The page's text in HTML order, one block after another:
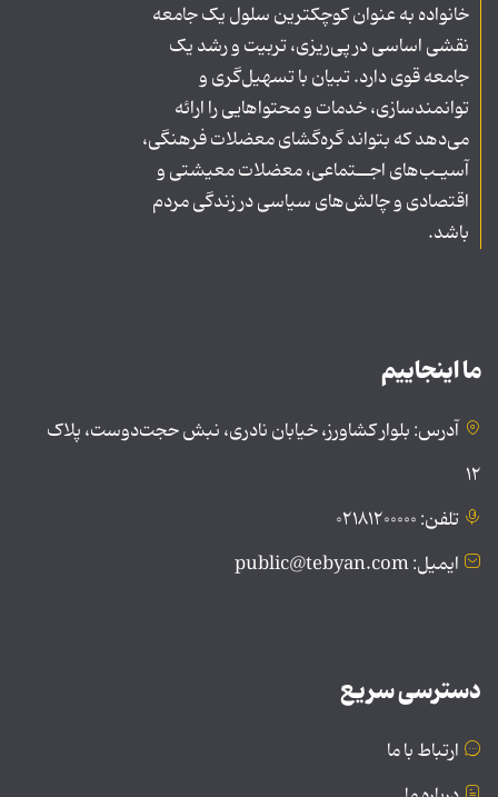
خانواده به عنوان کوچکترین سلول یک جامعه
نقشی اساسی در پی‌ریزی، تربیت و رشد یک
جامعه قوی دارد. تبیان با تسهیل‌گری و
توانمندسازی، خدمات و محتواهایی را ارائه
می‌دهد که بتواند گره‌گشای معضلات فرهنگی،
آسیـب‌های اجــتماعی، معضلات معیشتی و
اقتصادی و چالش‌های سیاسی در زندگی مردم
باشد.
ما اینجاییم
آدرس: بلوار کشاورز، خیابان نادری، نبش حجت‌دوست، پلاک
۱۲
تلفن: ۰۲۱۸۱۲۰۰۰۰۰
ایمیل: public@tebyan.com
دسترسی سریع
ارتباط با ما